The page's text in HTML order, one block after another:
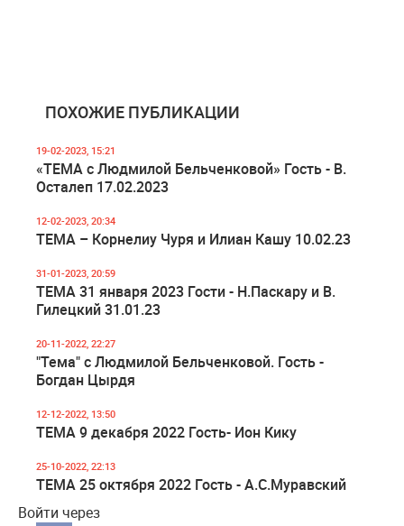
ПОХОЖИЕ ПУБЛИКАЦИИ
19-02-2023, 15:21
«ТЕМА с Людмилой Бельченковой» Гость - В.
Осталеп 17.02.2023
12-02-2023, 20:34
TEMA – Корнелиу Чуря и Илиан Кашу 10.02.23
31-01-2023, 20:59
TEMA 31 января 2023 Гости - Н.Паскару и В.
Гилецкий 31.01.23
20-11-2022, 22:27
"Тема" с Людмилой Бельченковой. Гость -
Богдан Цырдя
12-12-2022, 13:50
TEMA 9 декабря 2022 Гость- Ион Кику
25-10-2022, 22:13
TEMA 25 октября 2022 Гость - А.С.Муравский
Войти через